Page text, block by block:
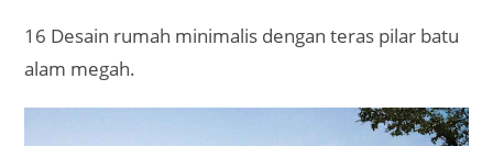
16 Desain rumah minimalis dengan teras pilar batu
alam megah.